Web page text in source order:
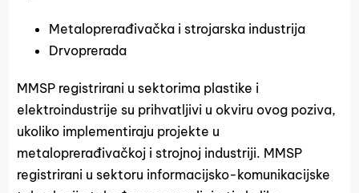
Metaloprerađivačka i strojarska industrija
Drvoprerada
MMSP registrirani u sektorima plastike i
elektroindustrije su prihvatljivi u okviru ovog poziva,
ukoliko implementiraju projekte u
metaloprerađivačkoj i strojnoj industriji. MMSP
registrirani u sektoru informacijsko-komunikacijske